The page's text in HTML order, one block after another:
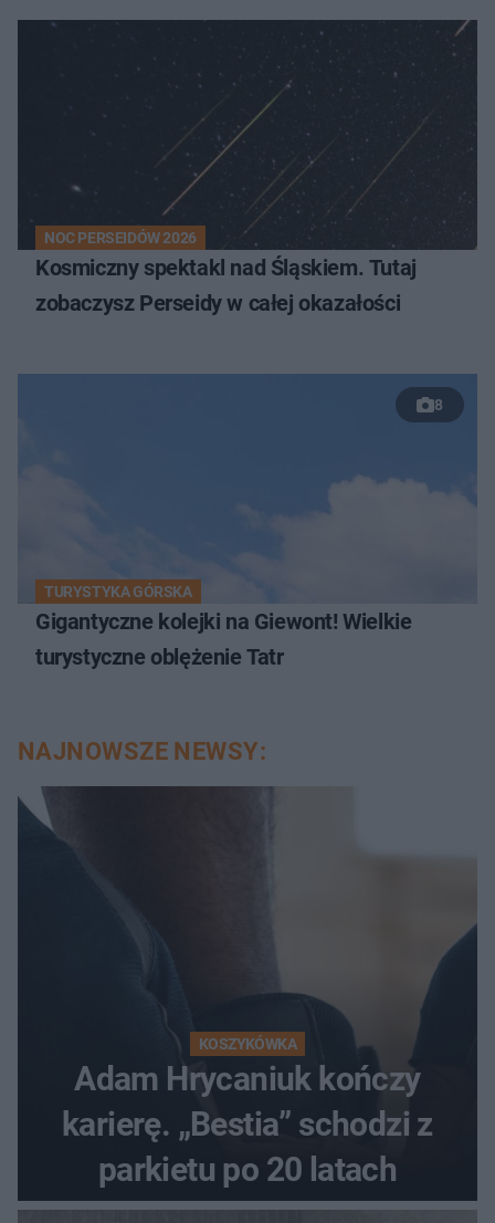
NOC PERSEIDÓW 2026
Kosmiczny spektakl nad Śląskiem. Tutaj
zobaczysz Perseidy w całej okazałości
8
TURYSTYKA GÓRSKA
Gigantyczne kolejki na Giewont! Wielkie
turystyczne oblężenie Tatr
NAJNOWSZE NEWSY:
KOSZYKÓWKA
Adam Hrycaniuk kończy
karierę. „Bestia” schodzi z
parkietu po 20 latach